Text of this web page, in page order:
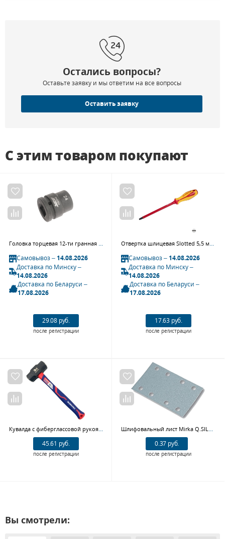
Остались вопросы?
Оставьте заявку и мы ответим на все вопросы
Оставить заявку
С этим товаром покупают
Головка торцевая 12-ти гранная ударная JTC 645324 (3/4", 24 мм, L=51 мм)
Самовывоз –14.08.2026
Доставка по Минску –
14.08.2026
Доставка по Беларуси –
17.08.2026
29.08 руб.
после регистрации
Отвертка шлицевая Slotted 5,5 мм, 125 мм, диэлектрическая KING TONY 14725505
Самовывоз –14.08.2026
Доставка по Минску –
14.08.2026
Доставка по Беларуси –
17.08.2026
17.63 руб.
после регистрации
45.61 руб.
после регистрации
0.37 руб.
после регистрации
Вы смотрели: